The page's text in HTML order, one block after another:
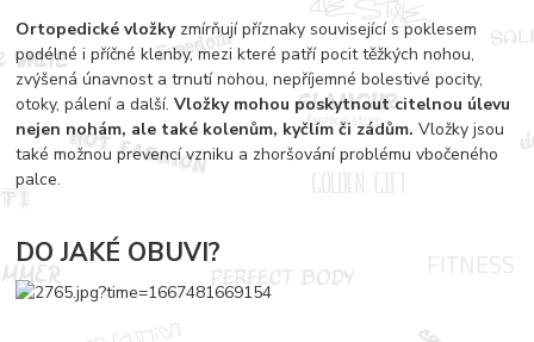
Ortopedické vložkyzmírňují příznaky související s poklesem
podélné i příčné klenby, mezi které patří pocit těžkých nohou,
zvýšená únavnost a trnutí nohou, nepříjemné bolestivé pocity,
otoky, pálení a další.Vložky mohou poskytnout citelnou úlevu
nejen nohám, ale také kolenům, kyčlím či zádům.Vložky jsou
také možnou prevencí vzniku a zhoršování problému vbočeného
palce.
DO JAKÉ OBUVI?